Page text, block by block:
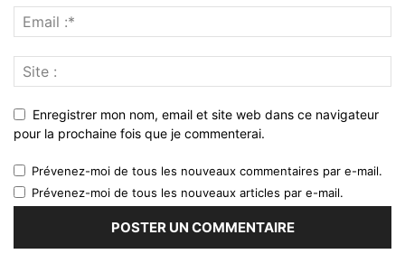
Enregistrer mon nom, email et site web dans ce navigateur
pour la prochaine fois que je commenterai.
Prévenez-moi de tous les nouveaux commentaires par e-mail.
Prévenez-moi de tous les nouveaux articles par e-mail.